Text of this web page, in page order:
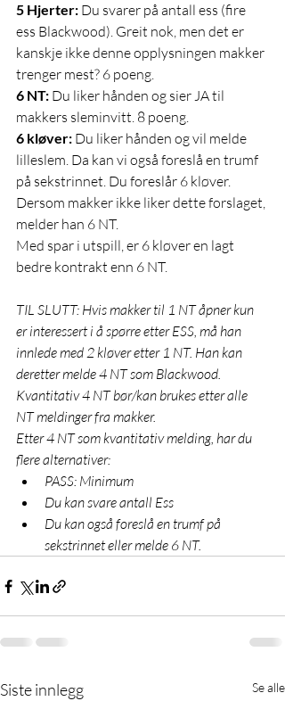
5 Hjerter: Du svarer på antall ess (fire
ess Blackwood). Greit nok, men det er
kanskje ikke denne opplysningen makker
trenger mest? 6 poeng.
6 NT: Du liker hånden og sier JA til
makkers sleminvitt. 8 poeng.
6 kløver: Du liker hånden og vil melde
lilleslem. Da kan vi også foreslå en trumf
på sekstrinnet. Du foreslår 6 kløver.
Dersom makker ikke liker dette forslaget,
melder han 6 NT.
Med spar i utspill, er 6 kløver en lagt
bedre kontrakt enn 6 NT.
TIL SLUTT: Hvis makker til 1 NT åpner kun
er interessert i å spørre etter ESS, må han
innlede med 2 kløver etter 1 NT. Han kan
deretter melde 4 NT som Blackwood.
Kvantitativ 4 NT bør/kan brukes etter alle
NT meldinger fra makker.
Etter 4 NT som kvantitativ melding, har du
flere alternativer:
PASS: Minimum
Du kan svare antall Ess
Du kan også foreslå en trumf på
sekstrinnet eller melde 6 NT.
Siste innlegg Se alle